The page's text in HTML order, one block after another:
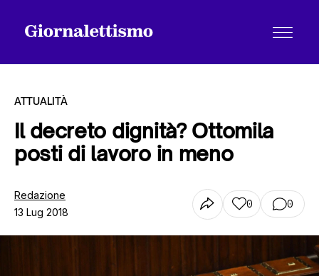
Tutti gli articoli
Chi siamo
ATTUALITÀ
Il decreto dignità? Ottomila
posti di lavoro in meno
Redazione
13 Lug 2018
0 0